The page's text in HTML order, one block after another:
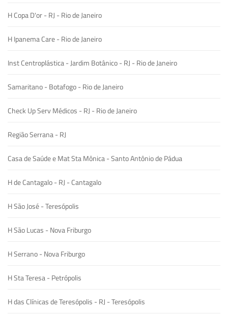
H Copa D'or - RJ - Rio de Janeiro
H Ipanema Care - Rio de Janeiro
Inst Centroplástica - Jardim Botânico - RJ - Rio de Janeiro
Samaritano - Botafogo - Rio de Janeiro
Check Up Serv Médicos - RJ - Rio de Janeiro
Região Serrana - RJ
Casa de Saúde e Mat Sta Mônica - Santo Antônio de Pádua
H de Cantagalo - RJ - Cantagalo
H São José - Teresópolis
H São Lucas - Nova Friburgo
H Serrano - Nova Friburgo
H Sta Teresa - Petrópolis
H das Clínicas de Teresópolis - RJ - Teresópolis